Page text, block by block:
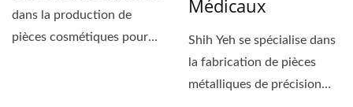
dans la production de
pièces cosmétiques pour
Médicaux
Shih Yeh se spécialise dans
la fabrication de pièces
métalliques de précision